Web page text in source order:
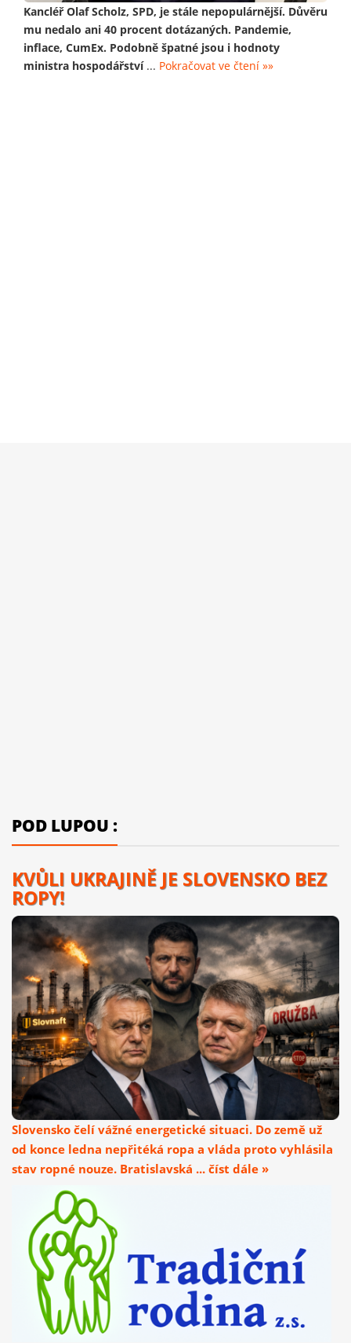
Kancléř Olaf Scholz, SPD, je stále nepopulárnější. Důvěru
mu nedalo ani 40 procent dotázaných. Pandemie,
inflace, CumEx. Podobně špatné jsou i hodnoty
ministra hospodářství... Pokračovat ve čtení »»
POD LUPOU :
KVŮLI UKRAJINĚ JE SLOVENSKO BEZ
ROPY!
Slovensko čelí vážné energetické situaci. Do země už
od konce ledna nepřitéká ropa a vláda proto vyhlásila
stav ropné nouze. Bratislavská ... číst dále »